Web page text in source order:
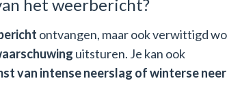
het weerbericht?
ontvangen, maar ook verwittigd
uitsturen. Je kan ook
van intense neerslag of winterse